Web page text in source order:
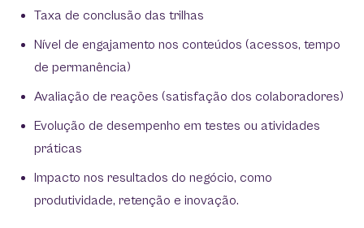
Taxa de conclusão das trilhas
Nível de engajamento nos conteúdos (acessos, tempo
de permanência)
Avaliação de reações (satisfação dos colaboradores)
Evolução de desempenho em testes ou atividades
práticas
Impacto nos resultados do negócio, como
produtividade, retenção e inovação.